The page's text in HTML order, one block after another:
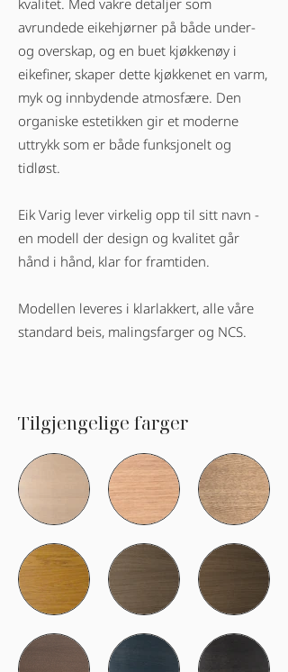
kvalitet. Med vakre detaljer som
avrundede eikehjørner på både under-
og overskap, og en buet kjøkkenøy i
eikefiner, skaper dette kjøkkenet en varm,
myk og innbydende atmosfære. Den
organiske estetikken gir et moderne
uttrykk som er både funksjonelt og
tidløst.
Eik Varig lever virkelig opp til sitt navn -
en modell der design og kvalitet går
hånd i hånd, klar for framtiden.
Modellen leveres i klarlakkert, alle våre
standard beis, malingsfarger og NCS.
Tilgjengelige farger